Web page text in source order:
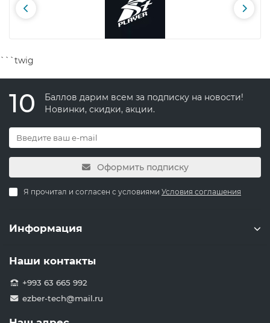
```twig
10
Баллов дарим всем за подписку на новости!
Новинки, скидки, акции.
Оформить подписку
Я прочитал и согласен с условиями Условия соглашения
Информация
Наши контакты
+993 63 665 992
ezber-tech@mail.ru